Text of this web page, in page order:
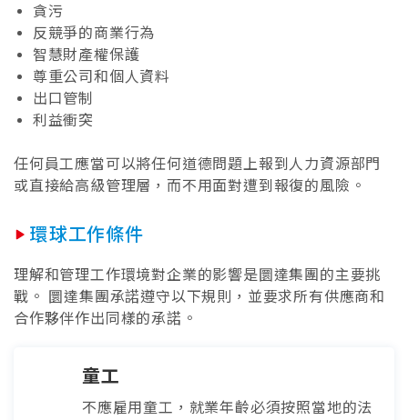
貪污
反競爭的商業行為
智慧財產權保護
尊重公司和個人資料
出口管制
利益衝突
任何員工應當可以將任何道德問題上報到人力資源部門
或直接給高級管理層，而不用面對遭到報復的風險。
環球工作條件
理解和管理工作環境對企業的影響是圜達集團的主要挑
戰。 圜達集團承諾遵守以下規則，並要求所有供應商和
合作夥伴作出同樣的承諾。
童工
不應雇用童工，就業年齡必須按照當地的法